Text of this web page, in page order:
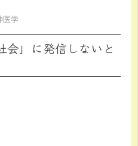
医学
会」に発信しないと